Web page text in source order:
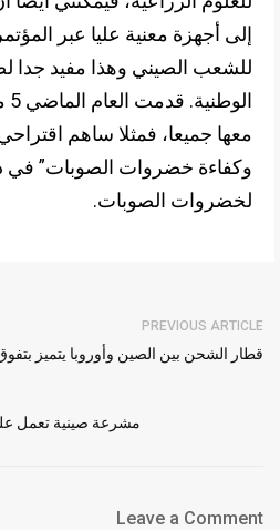
إلى أجهزة معنية عليا عبر
للشعب الصيني وهذا مفيد جدا
معها جميعا، فمثلا ساهم
وكفاءة خضروات الصوبات” في
لخضروات الصوبات.
PREVIOUS ARTICLE
قطار الشحن بين الصين وأوروبا يتميز
مشرعة صينية تعمل
Leave a Comment